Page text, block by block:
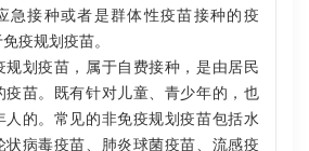
急接种或者是群体性疫苗接种的疫
疫规划疫苗。
疫苗，属于自费接种，是由居民
疫苗。既有针对儿童、青少年的，也
人的。常见的非免疫规划疫苗包括水
状病毒疫苗、肺炎球菌疫苗、流感疫